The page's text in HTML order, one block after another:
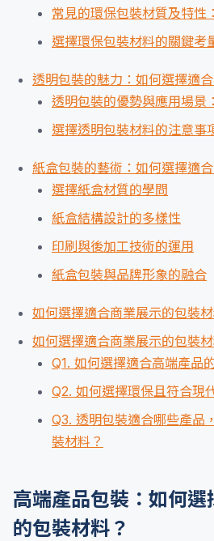
常見的環保包裝材質及特性：
選擇環保包裝材料的關鍵考
透明包裝的魅力：如何選擇適
透明包裝的優勢與應用場景：
選擇透明包裝材料的注意事
紙盒包裝的藝術：如何選擇適
選擇紙盒材質的學問
紙盒結構設計的多樣性
印刷與後加工技術的運用
紙盒包裝與品牌形象的融合
如何選擇適合商業展示的包裝
如何選擇適合商業展示的包裝
Q1. 如何選擇適合高端產品
Q2. 如何選擇環保且符合現
Q3. 透明包裝適合哪些產品
裝材料？
高端產品包裝：如何
的包裝材料？